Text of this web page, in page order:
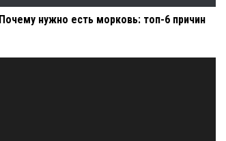
Почему нужно есть морковь: топ-6 причин